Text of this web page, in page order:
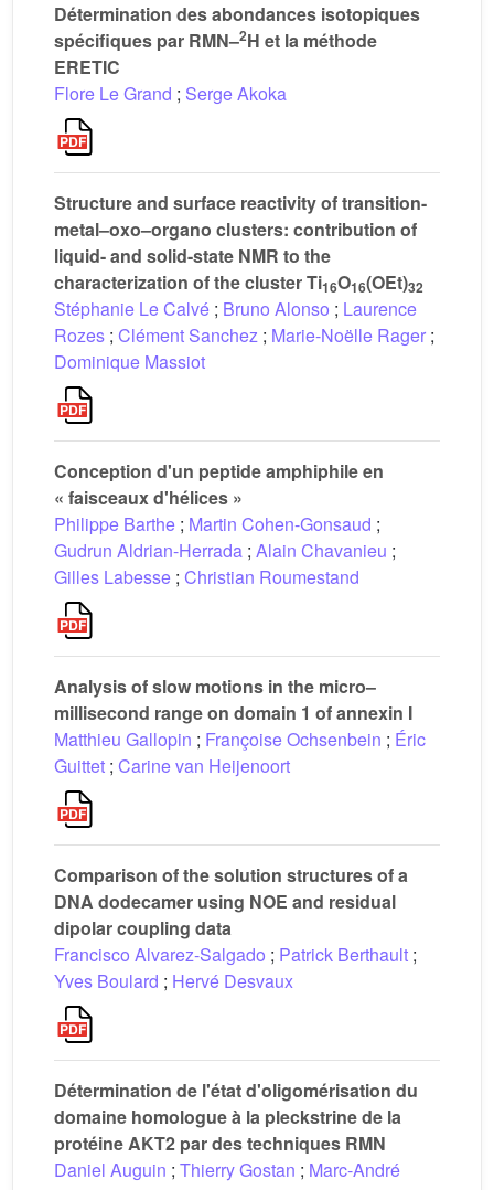
Détermination des abondances isotopiques
spécifiques par RMN–2H et la méthode
ERETIC
Flore Le Grand ; Serge Akoka
Structure and surface reactivity of transition-
metal–oxo–organo clusters: contribution of
liquid- and solid-state NMR to the
characterization of the cluster Ti16O16(OEt)32
Stéphanie Le Calvé ; Bruno Alonso ; Laurence
Rozes ; Clément Sanchez ; Marie-Noëlle Rager ;
Dominique Massiot
Conception d'un peptide amphiphile en
« faisceaux d'hélices »
Philippe Barthe ; Martin Cohen-Gonsaud ;
Gudrun Aldrian-Herrada ; Alain Chavanieu ;
Gilles Labesse ; Christian Roumestand
Analysis of slow motions in the micro–
millisecond range on domain 1 of annexin I
Matthieu Gallopin ; Françoise Ochsenbein ; Éric
Guittet ; Carine van Heijenoort
Comparison of the solution structures of a
DNA dodecamer using NOE and residual
dipolar coupling data
Francisco Alvarez-Salgado ; Patrick Berthault ;
Yves Boulard ; Hervé Desvaux
Détermination de l'état d'oligomérisation du
domaine homologue à la pleckstrine de la
protéine AKT2 par des techniques RMN
Daniel Auguin ; Thierry Gostan ; Marc-André